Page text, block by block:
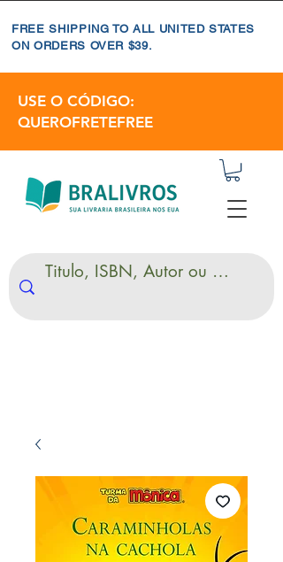
FREE SHIPPING TO ALL UNITED STATES
ON ORDERS OVER $39.
USE O CÓDIGO:
QUEROFRETEFREE